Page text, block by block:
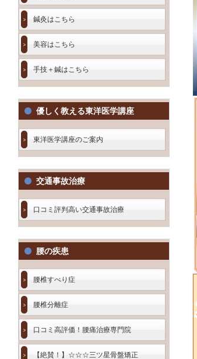
鍼灸はこちら
美容はこちら
手技＋鍼はこちら
優しく教える東洋医学講座
東洋医学講座のご案内
交通事故治療
口コミ評判高い交通事故治療
腰の疾患
腰椎すべり症
腰椎分離症
口コミ高評価！腰痛治療専門院
【絶賛！】☆☆☆三ツ星骨盤矯正